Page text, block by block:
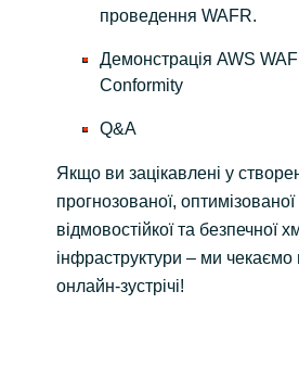
проведення WAFR.
Демонстрація AWS
Сonformity
Q&A
Якщо ви зацікавлені у
прогнозованої,
відмовостійкої та безпечної
інфраструктури – ми чекаємо
онлайн-зустрічі!